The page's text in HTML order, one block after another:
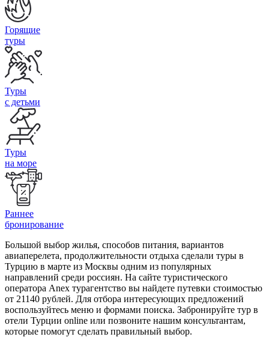
Горящие
туры
Туры
с детьми
Туры
на море
Раннее
бронирование
Большой выбор жилья, способов питания, вариантов
авиаперелета, продолжительности отдыха сделали туры в
Турцию в марте из Москвы одним из популярных
направлений среди россиян. На сайте туристического
оператора Anex турагентство вы найдете путевки стоимостью
от 21140 рублей. Для отбора интересующих предложений
воспользуйтесь меню и формами поиска. Забронируйте тур в
отели Турции online или позвоните нашим консультантам,
которые помогут сделать правильный выбор.